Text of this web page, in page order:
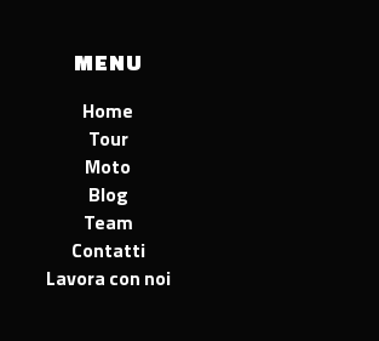
MENU
Home
Tour
Moto
Blog
Team
Contatti
Lavora con noi